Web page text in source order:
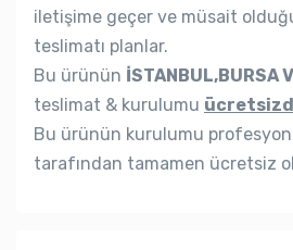
iletişime geçer ve müsait
teslimatı planlar.
Bu ürünün İSTANBUL,BURSA
teslimat & kurulumu
Bu ürünün kurulumu
tarafından tamamen ücretsiz